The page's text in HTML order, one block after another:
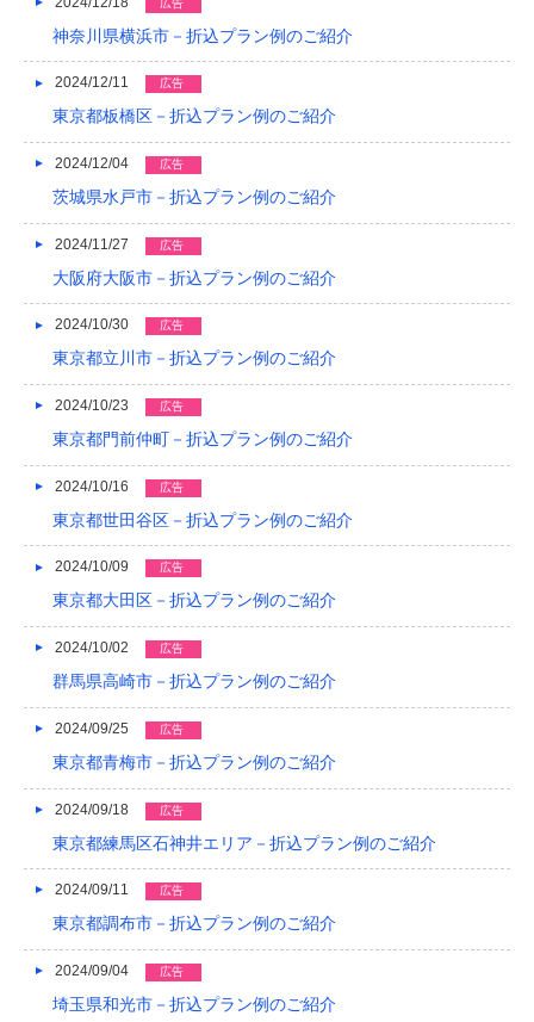
神奈川県横浜市－折込プラン例のご紹介
2024/12/11 広告
東京都板橋区－折込プラン例のご紹介
2024/12/04 広告
茨城県水戸市－折込プラン例のご紹介
2024/11/27 広告
大阪府大阪市－折込プラン例のご紹介
2024/10/30 広告
東京都立川市－折込プラン例のご紹介
2024/10/23 広告
東京都門前仲町－折込プラン例のご紹介
2024/10/16 広告
東京都世田谷区－折込プラン例のご紹介
2024/10/09 広告
東京都大田区－折込プラン例のご紹介
2024/10/02 広告
群馬県高崎市－折込プラン例のご紹介
2024/09/25 広告
東京都青梅市－折込プラン例のご紹介
2024/09/18 広告
東京都練馬区石神井エリア－折込プラン例のご紹介
2024/09/11 広告
東京都調布市－折込プラン例のご紹介
2024/09/04 広告
埼玉県和光市－折込プラン例のご紹介